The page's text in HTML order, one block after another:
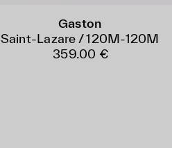
Gaston
Saint-Lazare / 120M-120M
359.00 €